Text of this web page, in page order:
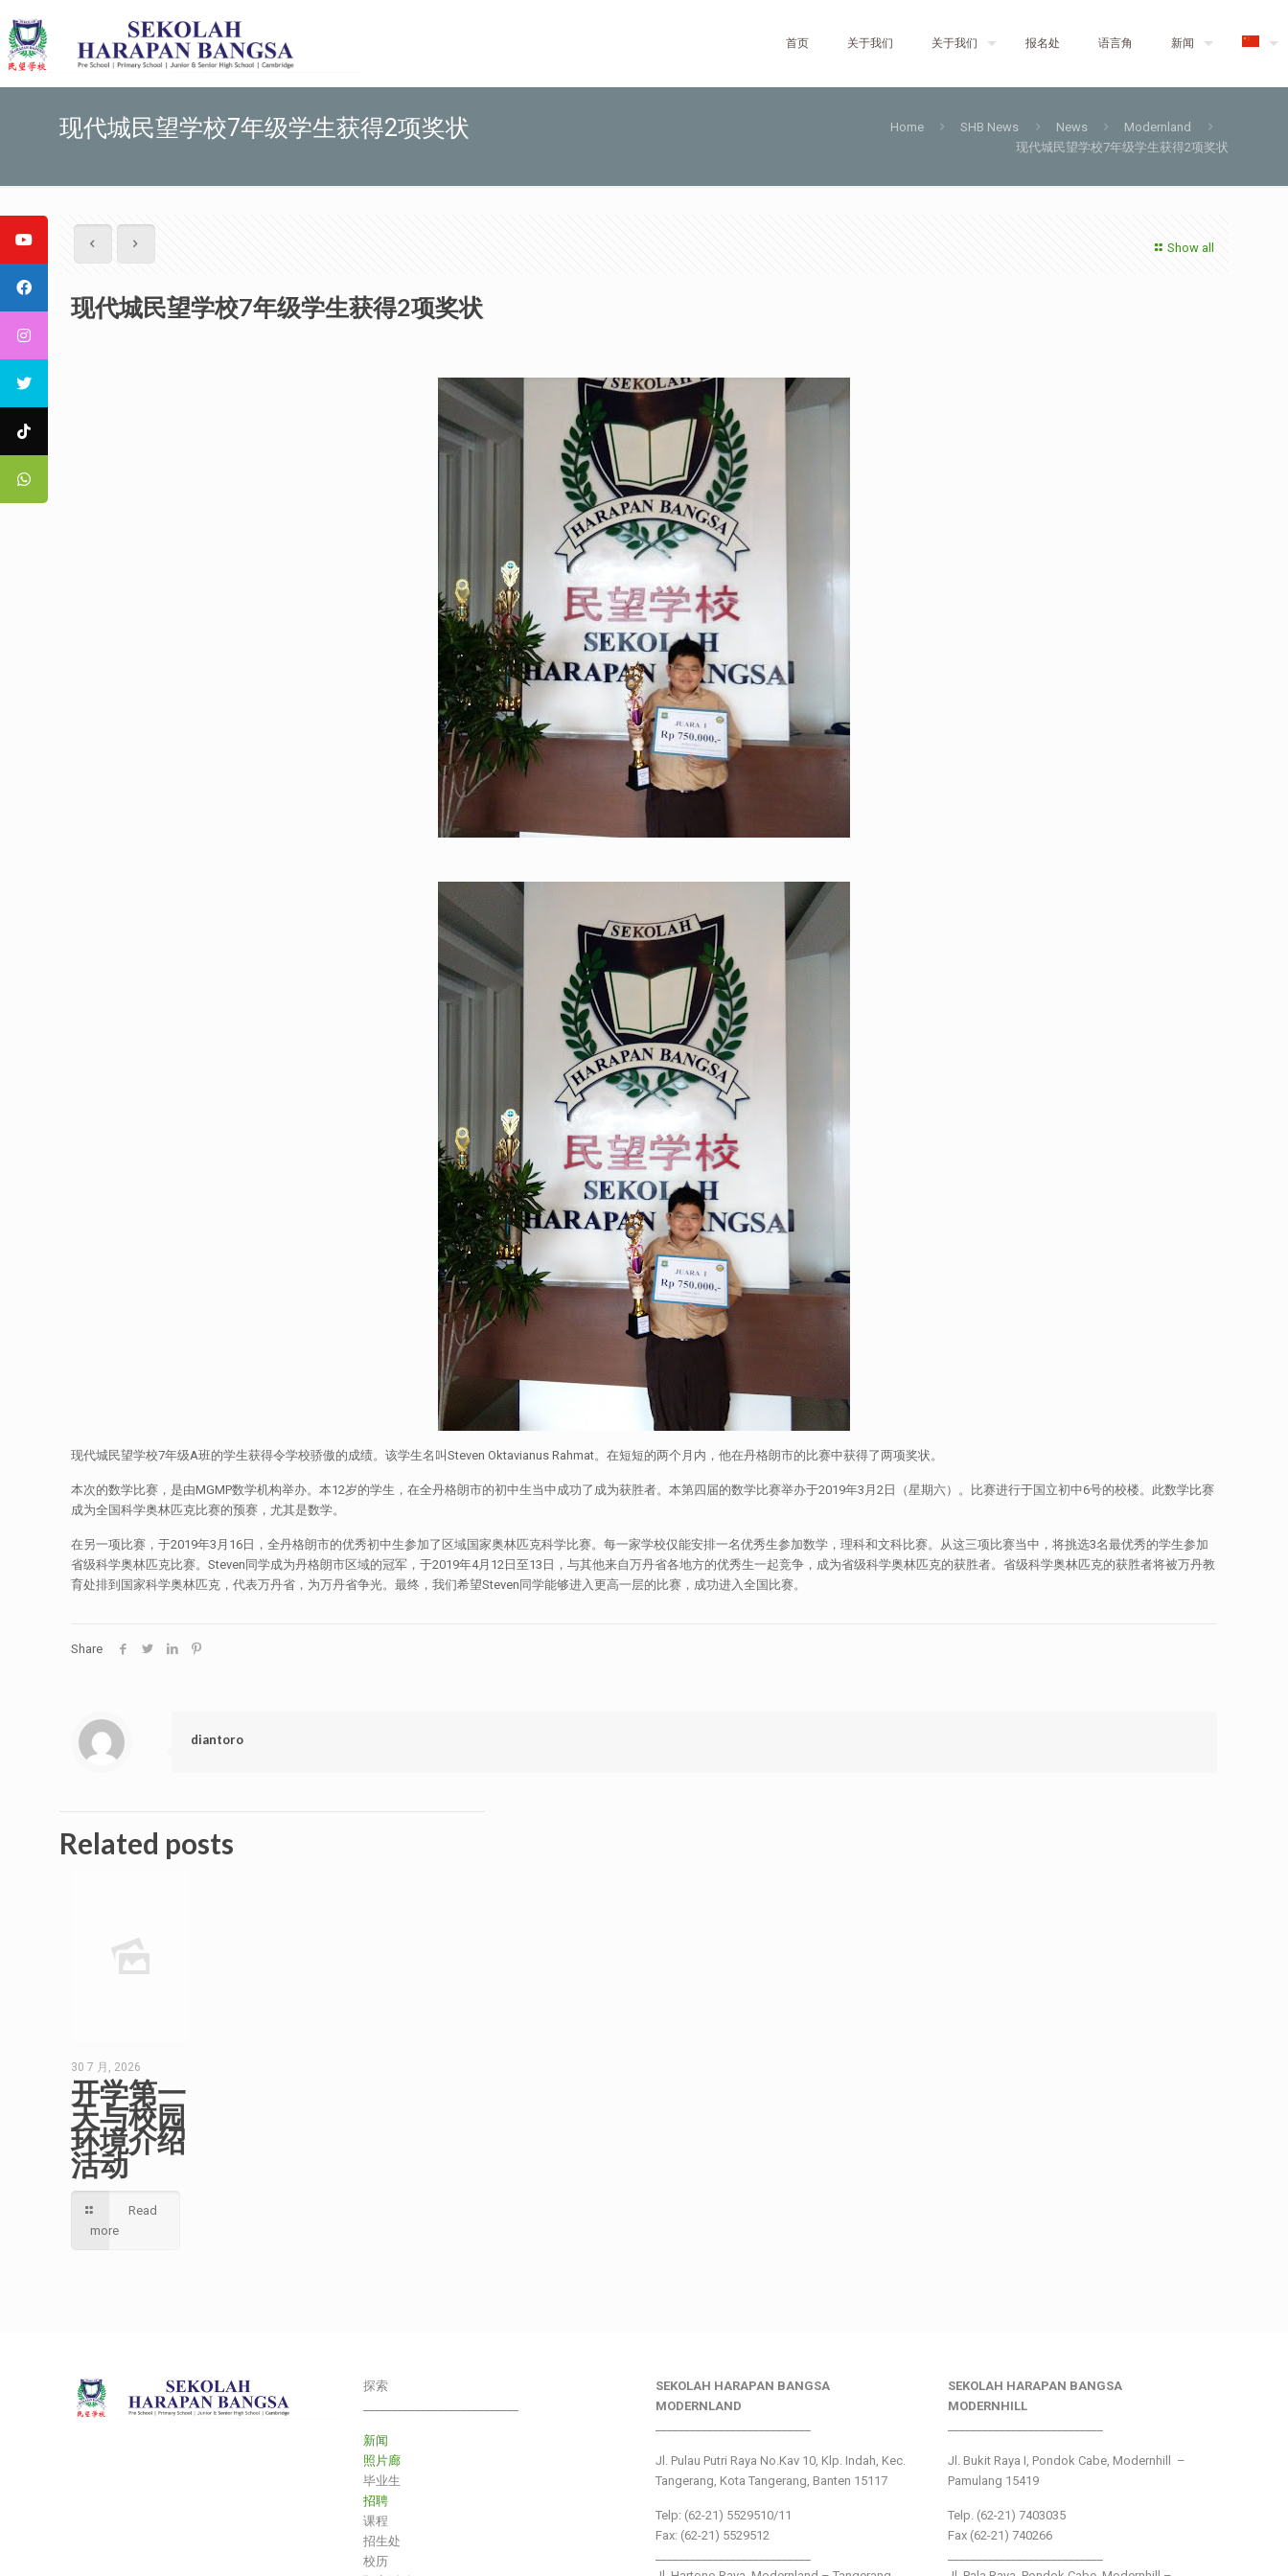
首页 关于我们 关于我们 报名处 语言角 新闻
现代城民望学校7年级学生获得2项奖状 Home SHB News News
Modernland
现代城民望学校7年级学生获得2项奖状
Show all
现代城民望学校7年级学生获得2项奖状
现代城民望学校7年级A班的学生获得令学校骄傲的成绩。该学生名叫Steven Oktavianus Rahmat。在短短的两个月内，他在丹格朗市的比赛中获得了两项奖状。
本次的数学比赛，是由MGMP数学机构举办。本12岁的学生，在全丹格朗市的初中生当中成功了成为获胜者。本第四届的数学比赛举办于2019年3月2日（星期六）。比赛进行于国立初中6号的校楼。此数学比赛
成为全国科学奥林匹克比赛的预赛，尤其是数学。
在另一项比赛，于2019年3月16日，全丹格朗市的优秀初中生参加了区域国家奥林匹克科学比赛。每一家学校仅能安排一名优秀生参加数学，理科和文科比赛。从这三项比赛当中，将挑选3名最优秀的学生参加
省级科学奥林匹克比赛。Steven同学成为丹格朗市区域的冠军，于2019年4月12日至13日，与其他来自万丹省各地方的优秀生一起竞争，成为省级科学奥林匹克的获胜者。省级科学奥林匹克的获胜者将被万丹教
育处排到国家科学奥林匹克，代表万丹省，为万丹省争光。最终，我们希望Steven同学能够进入更高一层的比赛，成功进入全国比赛。
Share
diantoro
Related posts
30 7 月, 2026
开学第一
天与校园
环境介绍
活动
Read
more
探索
新闻
照片廊
毕业生
招聘
课程
招生处
校历
SEKOLAH HARAPAN BANGSA
MODERNLAND
Jl. Pulau Putri Raya No.Kav 10, Klp. Indah, Kec.
Tangerang, Kota Tangerang, Banten 15117
Telp: (62-21) 5529510/11
Fax: (62-21) 5529512
SEKOLAH HARAPAN BANGSA
MODERNHILL
Jl. Bukit Raya I, Pondok Cabe, Modernhill –
Pamulang 15419
Telp. (62-21) 7403035
Fax (62-21) 740266